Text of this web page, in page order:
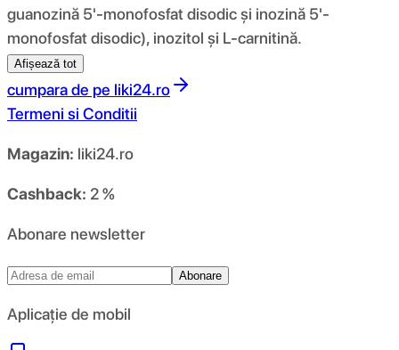
guanozină 5'-monofosfat disodic și inozină 5'-
monofosfat disodic), inozitol și L-carnitină.
Afișează tot
cumpara de pe liki24.ro
Termeni si Conditii
Magazin: liki24.ro
Cashback: 2 %
Abonare newsletter
Abonare
Aplicație de mobil